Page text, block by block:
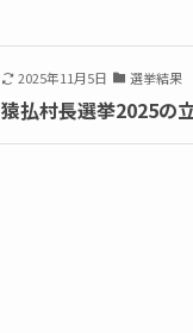
2025年11月5日 選挙結果
猿払村長選挙2025の